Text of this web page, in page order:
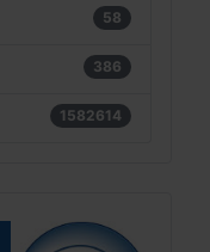
58
386
1582614